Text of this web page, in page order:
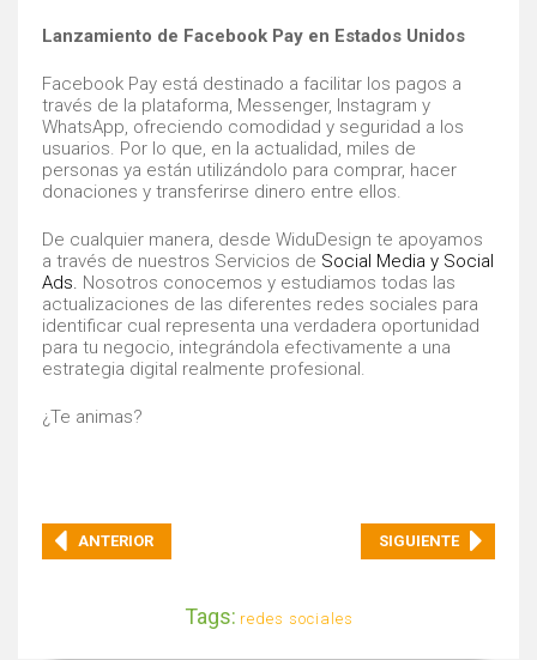
Lanzamiento de Facebook Pay en Estados Unidos
Facebook Pay está destinado a facilitar los pagos a
través de la plataforma, Messenger, Instagram y
WhatsApp, ofreciendo comodidad y seguridad a los
usuarios. Por lo que, en la actualidad, miles de
personas ya están utilizándolo para comprar, hacer
donaciones y transferirse dinero entre ellos.
De cualquier manera, desde WiduDesign te apoyamos
a través de nuestros Servicios de Social Media y Social
Ads. Nosotros conocemos y estudiamos todas las
actualizaciones de las diferentes redes sociales para
identificar cual representa una verdadera oportunidad
para tu negocio, integrándola efectivamente a una
estrategia digital realmente profesional.
¿Te animas?
ANTERIOR SIGUIENTE
Tags: redes sociales